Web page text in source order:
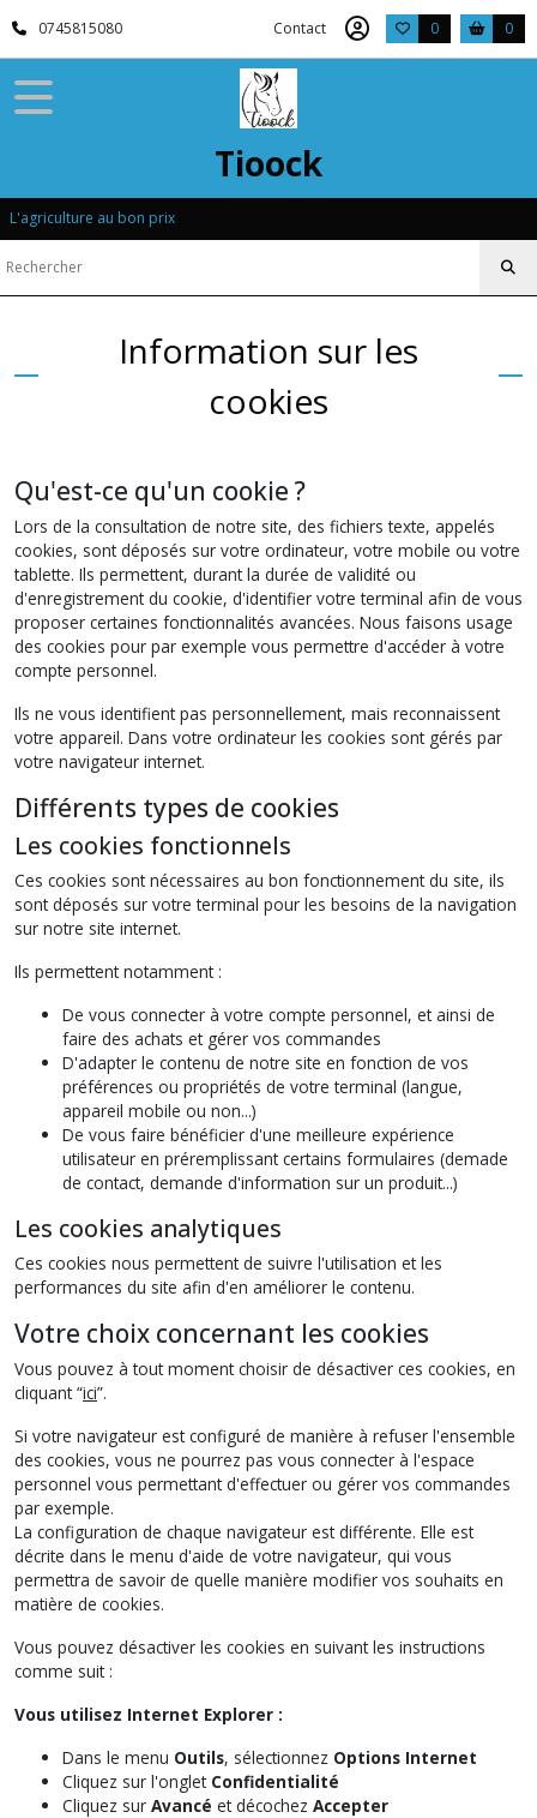
0745815080 Contact 0 0
Tioock
L'agriculture au bon prix
Information sur les
cookies
Qu'est-ce qu'un cookie ?
Lors de la consultation de notre site, des fichiers texte, appelés
cookies, sont déposés sur votre ordinateur, votre mobile ou votre
tablette. Ils permettent, durant la durée de validité ou
d'enregistrement du cookie, d'identifier votre terminal afin de vous
proposer certaines fonctionnalités avancées. Nous faisons usage
des cookies pour par exemple vous permettre d'accéder à votre
compte personnel.
Ils ne vous identifient pas personnellement, mais reconnaissent
votre appareil. Dans votre ordinateur les cookies sont gérés par
votre navigateur internet.
Différents types de cookies
Les cookies fonctionnels
Ces cookies sont nécessaires au bon fonctionnement du site, ils
sont déposés sur votre terminal pour les besoins de la navigation
sur notre site internet.
Ils permettent notamment :
De vous connecter à votre compte personnel, et ainsi de
faire des achats et gérer vos commandes
D'adapter le contenu de notre site en fonction de vos
préférences ou propriétés de votre terminal (langue,
appareil mobile ou non...)
De vous faire bénéficier d'une meilleure expérience
utilisateur en préremplissant certains formulaires (demade
de contact, demande d'information sur un produit...)
Les cookies analytiques
Ces cookies nous permettent de suivre l'utilisation et les
performances du site afin d'en améliorer le contenu.
Votre choix concernant les cookies
Vous pouvez à tout moment choisir de désactiver ces cookies, en
cliquant “ici”.
Si votre navigateur est configuré de manière à refuser l'ensemble
des cookies, vous ne pourrez pas vous connecter à l'espace
personnel vous permettant d'effectuer ou gérer vos commandes
par exemple.
La configuration de chaque navigateur est différente. Elle est
décrite dans le menu d'aide de votre navigateur, qui vous
permettra de savoir de quelle manière modifier vos souhaits en
matière de cookies.
Vous pouvez désactiver les cookies en suivant les instructions
comme suit :
Vous utilisez Internet Explorer :
Dans le menu Outils, sélectionnez Options Internet
Cliquez sur l'onglet Confidentialité
Cliquez sur Avancé et décochez Accepter